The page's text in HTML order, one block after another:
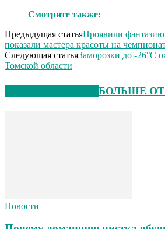
Смотрите также:
Предыдущая статьяПроявили
показали мастера красоты на
Следующая статьяЗаморозки до -26°С
Томской области
БОЛЬШЕ ОТ
Новости